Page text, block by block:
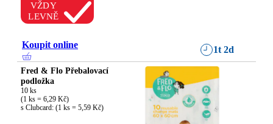
VŽDY
LEVNĚ
Koupit online 1t 2d
Fred & Flo Přebalovací
podložka
10 ks
(1 ks = 6,29 Kč)
s Clubcard: (1 ks = 5,59 Kč)